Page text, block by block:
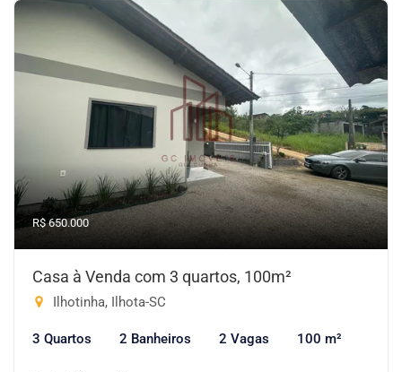
R$ 650.000
Casa à Venda com 3 quartos, 100m²
Ilhotinha, Ilhota-SC
3 Quartos 2 Banheiros 2 Vagas 100 m²